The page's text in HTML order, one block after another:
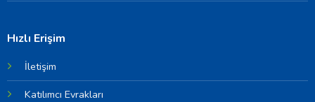
Hızlı Erişim
İletişim
Katılımcı Evrakları